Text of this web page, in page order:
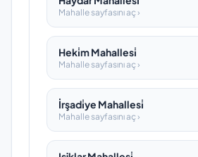
Mahalle sayfasını aç ›
Heki̇m Mahallesi̇
Mahalle sayfasını aç ›
İrşadi̇ye Mahallesi̇
Mahalle sayfasını aç ›